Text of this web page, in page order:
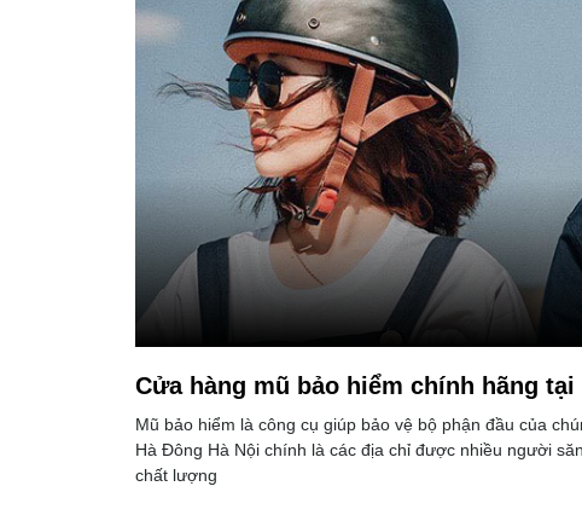
Cửa hàng mũ bảo hiểm chính hãng tại
Mũ bảo hiểm là công cụ giúp bảo vệ bộ phận đầu của
Hà Đông Hà Nội chính là các địa chỉ được nhiều người
chất lượng